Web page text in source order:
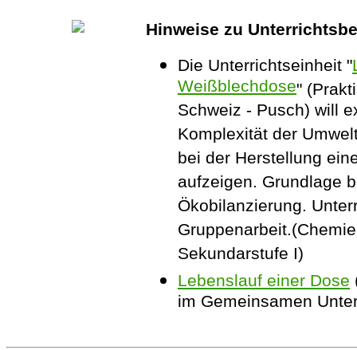
Hinweise zu
Die Unterrichtseinheit "
Weißblechdose"
Schweiz - Pusch) will
Komplexität der
bei der Herstellung
aufzeigen. Grundlage
Ökobilanzierung.
Sekundarstufe I)
Lebenslauf einer Dose
im Gemeinsamen